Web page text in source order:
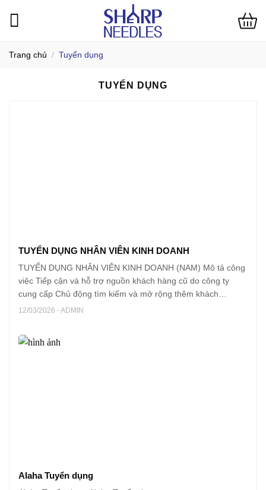
dungTrang chủ / Tuyển dụng
TUYỂN DỤNG
TUYỂN DỤNG NHÂN VIÊN KINH DOANH
TUYỂN DỤNG NHÂN VIÊN KINH DOANH (NAM) Mô tả công
việc Tiếp cận và hỗ trợ nguồn khách hàng cũ do công ty
cung cấp Chủ động tìm kiếm và mở rộng thêm khách
hàng tiềm năng từ các nguồn MXH,… Tư vấn và giới thiệu
12/03/2026 - ADMIN
Alaha Tuyển dụng